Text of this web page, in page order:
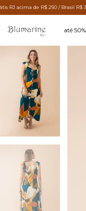
R$ 250 / Brasil R$ 399 ❀
até